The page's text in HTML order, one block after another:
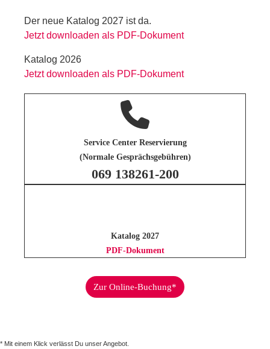
Der neue Katalog 2027 ist da.
Jetzt downloaden als PDF-Dokument
Katalog 2026
Jetzt downloaden als PDF-Dokument
Service Center Reservierung
(Normale Gesprächsgebühren)
069 138261-200
Katalog 2027
PDF-Dokument
Zur Online-Buchung*
* Mit einem Klick verlässt Du unser Angebot.